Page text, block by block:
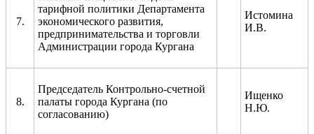
7.
тарифной политики Департамента
экономического развития,
предпринимательства и торговли
Администрации города Кургана
Истомина
И.В.
8.
Председатель Контрольно-счетной
палаты города Кургана (по
согласованию)
Ищенко
Н.Ю.